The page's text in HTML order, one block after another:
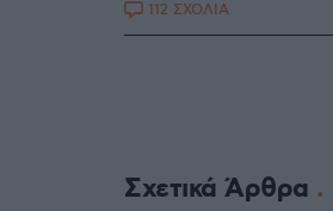
112 ΣΧΟΛΙΑ
Σχετικά Άρθρα